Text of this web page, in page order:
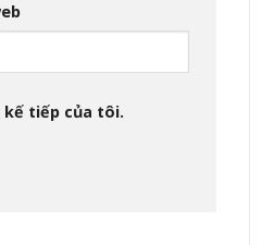
tiếp của tôi.